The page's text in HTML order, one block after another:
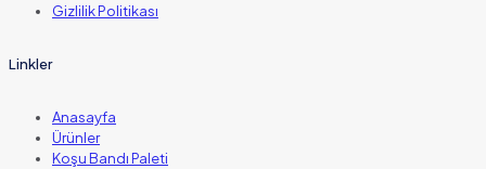
Gizlilik Politikası
Linkler
Anasayfa
Ürünler
Koşu Bandı Paleti